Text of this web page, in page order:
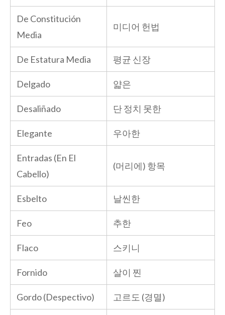
De Constitución
Media
미디어 헌법
De Estatura Media 평균 신장
Delgado 얇은
Desaliñado 단 정치 못한
Elegante 우아한
Entradas (En El
Cabello)
(머리에) 항목
Esbelto 날씬한
Feo 추한
Flaco 스키니
Fornido 살이 찐
Gordo (Despectivo) 고르도 (경멸)